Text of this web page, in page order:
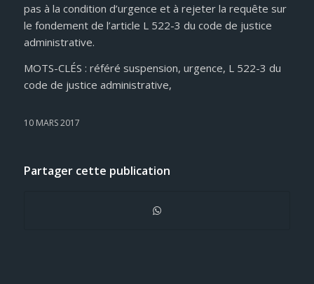
pas à la condition d’urgence et à rejeter la requête sur
le fondement de l’article L 522-3 du code de justice
administrative.
MOTS-CLÉS : référé suspension, urgence, L 522-3 du
code de justice administrative,
10 MARS 2017
Partager cette publication